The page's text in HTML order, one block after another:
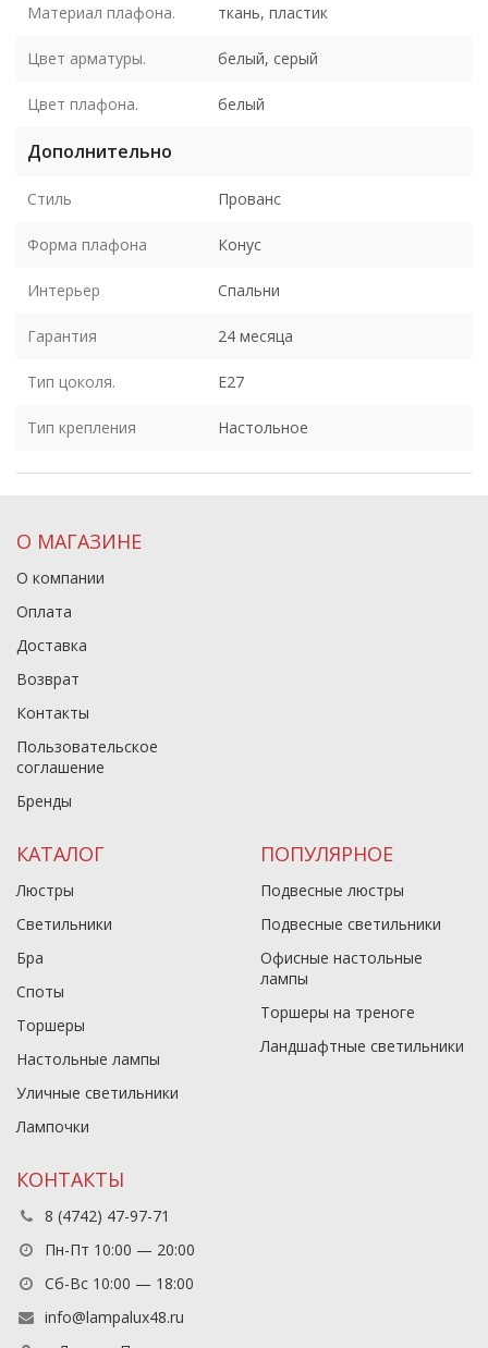
Материал плафона. ткань, пластик
Цвет арматуры. белый, серый
Цвет плафона. белый
Дополнительно
Стиль Прованс
Форма плафона Конус
Интерьер Спальни
Гарантия 24 месяца
Тип цоколя. E27
Тип крепления Настольное
О МАГАЗИНЕ
О компании
Оплата
Доставка
Возврат
Контакты
Пользовательское
соглашение
Бренды
КАТАЛОГ
Люстры
Светильники
Бра
Споты
Торшеры
Настольные лампы
Уличные светильники
Лампочки
ПОПУЛЯРНОЕ
Подвесные люстры
Подвесные светильники
Офисные настольные
лампы
Торшеры на треноге
Ландшафтные светильники
КОНТАКТЫ
8 (4742) 47-97-71
Пн-Пт 10:00 — 20:00
Сб-Вс 10:00 — 18:00
info@lampalux48.ru